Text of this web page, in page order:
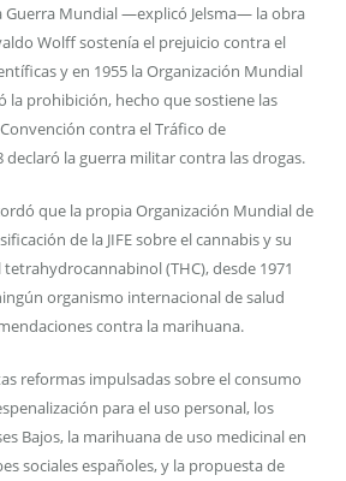
Guerra Mundial —explicó Jelsma— la obra
Wolff sostenía el prejuicio contra el
y en 1955 la Organización Mundial
la prohibición, hecho que sostiene las
Convención contra el Tráfico de
declaró la guerra militar contra las drogas.
que la propia Organización Mundial de
de la JIFE sobre el cannabis y su
(THC), desde 1971
organismo internacional de salud
contra la marihuana.
reformas impulsadas sobre el consumo
para el uso personal, los
Bajos, la marihuana de uso medicinal en
sociales españoles, y la propuesta de